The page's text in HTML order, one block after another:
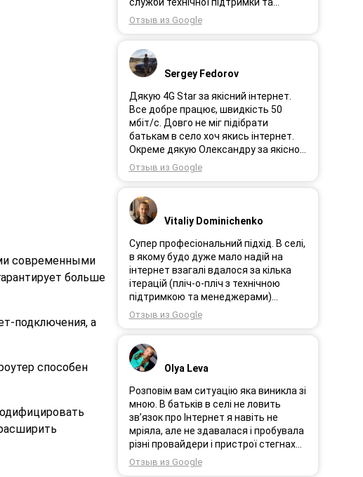
современными
больше
подключения, а
способен
інженерам за професійне і швидке
сервісне обслуговування, ремонт і
роки після покупки я не шкодую про
прийняте тоді рішення придбати
обладнання в компанії 3G star (зараз
4G star).
Отзыв из Google
Sergey Fedorov
Дякую 4G Star за якісний інтернет.
Все добре працює, швидкість 50
мбіт/с. Довго не міг підібрати
батькам в село хоч якись інтернет.
Окреме дякую Олександру за якісно
підібране обладнання!
Отзыв из Google
Vitaliy Dominichenko
Супер професіональний підхід. В селі,
в якому будо дуже мало надій на
інтернет взагалі вдалося за кілька
ітерацій (пліч-о-пліч з технічною
підтримкою та менеджерами)
досягнути нереальної швидкості в
~20МБіт/с. Можна мріяти про більше,
результат, так як перші спроби
впиралися в максимум 4-5 МБіт/с.
Спробували усіх можливих
операторів, обертав десятки разів
антену, змінили один раз модем з
невеликою доплатою і вдалося
неможливе :) Дякую вам! Безумовно
вдячний і радий знайомству.
Отзыв из Google
Olya Leva
Розповім вам ситуацію яка виникла зі
мною. В батьків в селі не ловить
зв’язок про Інтернет я навіть не
мріяла, але не здавалася і пробувала
різні провайдери і пристрої стегнах
був дуже слабким або взагалі
відсутній. І ось я в Інтернеті побачила
Отзыв из Google